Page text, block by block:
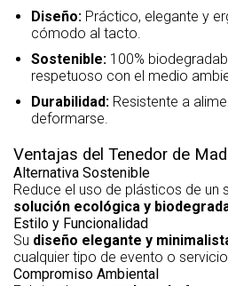
Diseño: Práctico, elegante y
cómodo al tacto.
Sostenible: 100%
respetuoso con el medio
Durabilidad: Resistente a
deformarse.
Ventajas del Tenedor de
Alternativa Sostenible
Reduce el uso de plásticos de un
solución ecológica y
Estilo y Funcionalidad
Su diseño elegante y
cualquier tipo de evento o
Compromiso Ambiental